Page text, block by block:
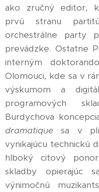
ako zručný editor,
prvú stranu
orchestrálne party
prevádzke. Ostatne
interným
Olomouci, kde sa v
výskumom a
programových
Burdychova
dramatique sa v
vynikajúcu technickú
hlboký citový
skladby opierajúc
výnimočnú